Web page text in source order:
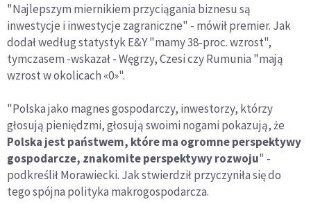
"Najlepszym miernikiem przyciągania biznesu są
inwestycje i inwestycje zagraniczne" - mówił premier. Jak
dodał według statystyk E&Y "mamy 38-proc. wzrost",
tymczasem -wskazał - Węgrzy, Czesi czy Rumunia "mają
wzrost w okolicach «0»".
"Polska jako magnes gospodarczy, inwestorzy, którzy
głosują pieniędzmi, głosują swoimi nogami pokazują, że
Polska jest państwem, które ma ogromne perspektywy
gospodarcze, znakomite perspektywy rozwoju" -
podkreślił Morawiecki. Jak stwierdził przyczyniła się do
tego spójna polityka makrogospodarcza.